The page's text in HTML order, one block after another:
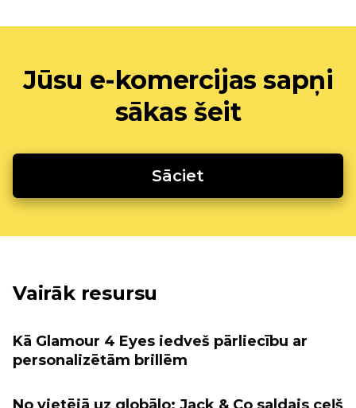
Jūsu e-komercijas sapņi
sākas šeit
Sāciet
Vairāk resursu
Kā Glamour 4 Eyes iedveš pārliecību ar
personalizētām brillēm